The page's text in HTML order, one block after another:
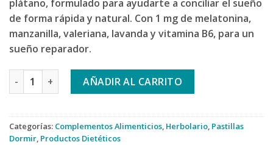
plátano, formulado para ayudarte a conciliar el sueño
de forma rápida y natural. Con 1 mg de melatonina,
manzanilla, valeriana, lavanda y vitamina B6, para un
sueño reparador.
ZzzQuil Natura Gomitas de Mango y Plátano x60 cantidad
AÑADIR AL CARRITO
Categorías: Complementos Alimenticios, Herbolario, Pastillas
Dormir, Productos Dietéticos